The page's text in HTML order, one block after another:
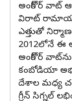
అంగ్‌కోర్‌ వాట్‌
విరాట్‌ రామాయణ
ఎత్తుతో
2012లోనే ఈ
అంగ్‌కోర్‌
కంబోడియా
దేశాల మధ్య
గ్రీన్ సిగ్నల్